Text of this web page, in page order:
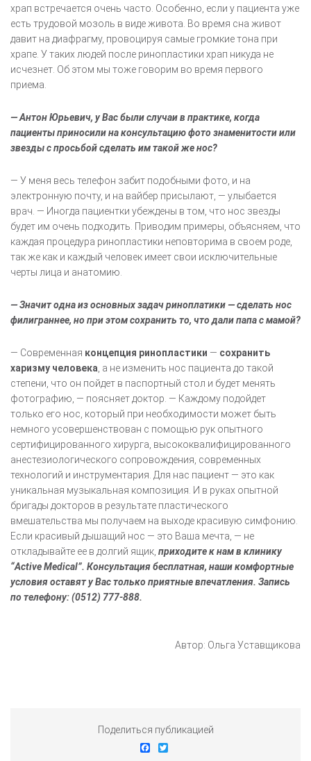
храп встречается очень часто. Особенно, если у пациента уже
есть трудовой мозоль в виде живота. Во время сна живот
давит на диафрагму, провоцируя самые громкие тона при
храпе. У таких людей после ринопластики храп никуда не
исчезнет. Об этом мы тоже говорим во время первого
приема.
— Антон Юрьевич, у Вас были случаи в практике, когда
пациенты приносили на консультацию фото знаменитости или
звезды с просьбой сделать им такой же нос?
— У меня весь телефон забит подобными фото, и на
электронную почту, и на вайбер присылают, — улыбается
врач. — Иногда пациентки убеждены в том, что нос звезды
будет им очень подходить. Приводим примеры, объясняем, что
каждая процедура ринопластики неповторима в своем роде,
так же как и каждый человек имеет свои исключительные
черты лица и анатомию.
— Значит одна из основных задач риноплатики — сделать нос
филиграннее, но при этом сохранить то, что дали папа с мамой?
— Современная концепция ринопластики — сохранить
харизму человека , а не изменить нос пациента до такой
степени, что он пойдет в паспортный стол и будет менять
фотографию, — поясняет доктор. — Каждому подойдет
только его нос, который при необходимости может быть
немного усовершенствован с помощью рук опытного
сертифицированного хирурга, высококвалифицированного
анестезиологического сопровождения, современных
технологий и инструментария. Для нас пациент — это как
уникальная музыкальная композиция. И в руках опытной
бригады докторов в результате пластического
вмешательства мы получаем на выходе красивую симфонию.
Если красивый дышащий нос — это Ваша мечта, — не
откладывайте ее в долгий ящик, приходите к нам в клинику
“Active Medical”. Консультация бесплатная, наши комфортные
условия оставят у Вас только приятные впечатления. Запись
по телефону: (0512) 777-888.
Автор: Ольга Уставщикова
Поделиться публикацией